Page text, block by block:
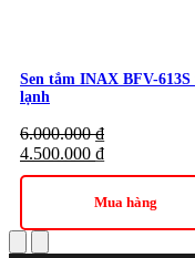
Sen tắm INAX BFV-613S
lạnh
6.000.000₫
4.500.000 ₫
Mua hàng